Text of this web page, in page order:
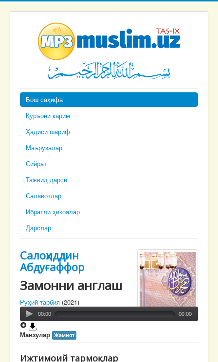
Бош саҳифа
Қуръони карим
Ҳадиси шариф
Маърузалар
Сийрат
Тажвид дарси
Салавотлар
Ибратли ҳикоялар
Дарслар
Салоҳиддин
Абдуғаффор
Замонни англаш
Руҳий тарбия (2021)
00:00 00:00
Мавзулар Жамият
Ижтимоий тармоқлар